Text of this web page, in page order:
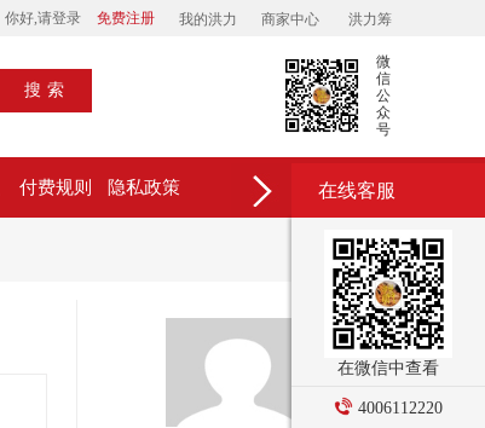
你好,请登录 免费注册 我的洪力 商家中心 洪力筹
搜索
微
信
公
众
号
付费规则 隐私政策 在线客服
在微信中查看
4006112220